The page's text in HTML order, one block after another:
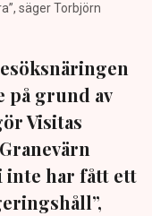
säger Torbjörn
på grund av
Visitas
inte har fått ett